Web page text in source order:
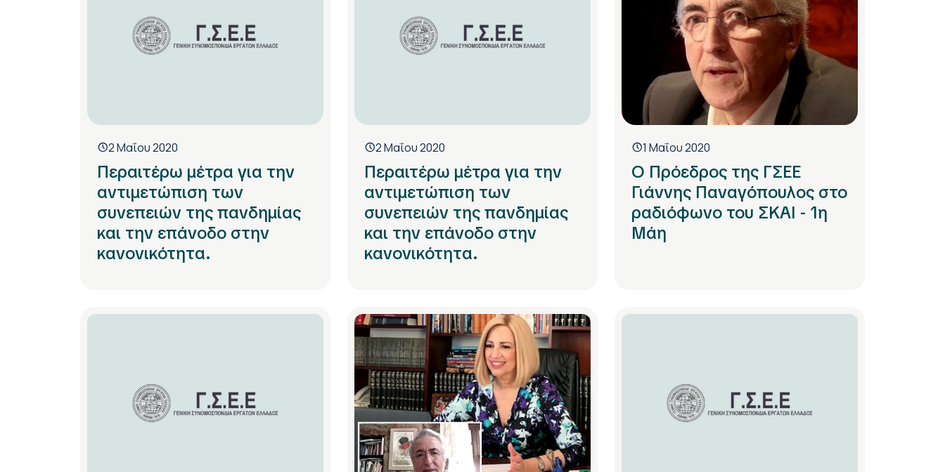
2 Μαΐου 2020
Περαιτέρω μέτρα για την
αντιμετώπιση των
συνεπειών της πανδημίας
και την επάνοδο στην
κανονικότητα.
2 Μαΐου 2020
Περαιτέρω μέτρα για την
αντιμετώπιση των
συνεπειών της πανδημίας
και την επάνοδο στην
κανονικότητα.
1 Μαΐου 2020
Ο Πρόεδρος της ΓΣΕΕ
Γιάννης Παναγόπουλος στο
ραδιόφωνο του ΣΚΑΙ - 1η
Μάη